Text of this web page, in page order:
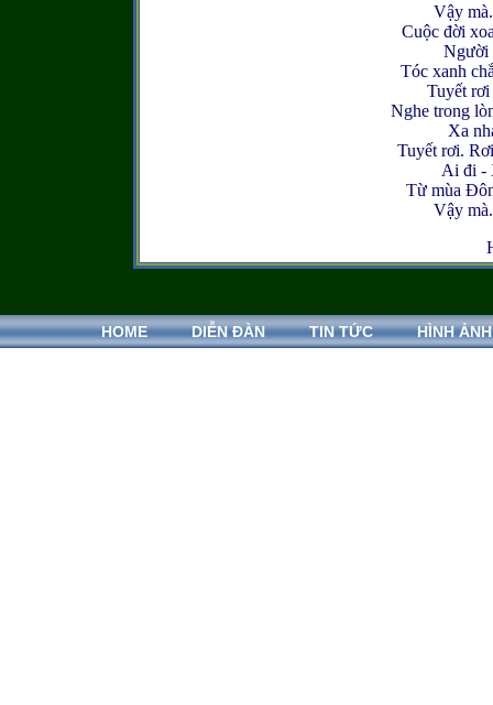
Vậy
Cuộc đời
Người
Tóc xanh
Tuyết
Nghe trong
Xa
Tuyết rơi.
Ai đi -
Từ mùa
Vậy
HOME DIỄN ĐÀN TIN TỨC HÌNH ẢNH